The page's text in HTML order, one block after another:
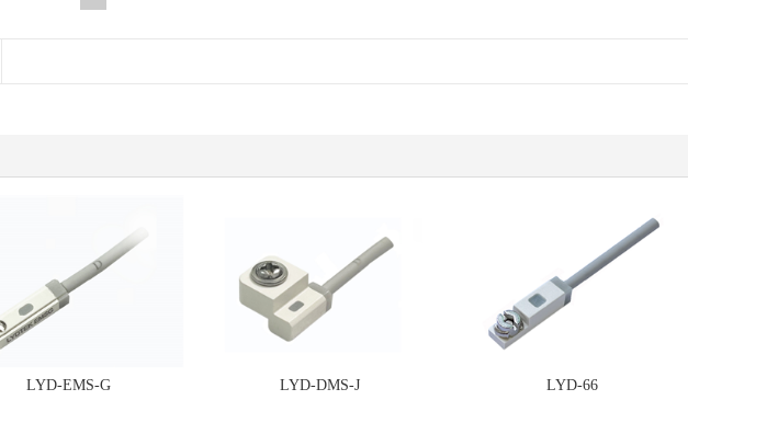
LYD-EMS-G LYD-DMS-J LYD-66